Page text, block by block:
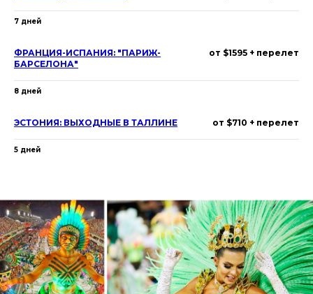
7 дней
ФРАНЦИЯ-ИСПАНИЯ: "ПАРИЖ-
БАРСЕЛОНА"
от $1595 + перелет
8 дней
ЭСТОНИЯ: ВЫХОДНЫЕ В ТАЛЛИНЕ от $710 + перелет
5 дней